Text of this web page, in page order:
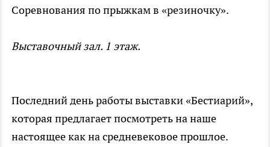
Соревнования по прыжкам в «резиночку».
Выставочный зал. 1 этаж.
Последний день работы выставки «Бестиарий»,
которая предлагает посмотреть на наше
настоящее как на средневековое прошлое.